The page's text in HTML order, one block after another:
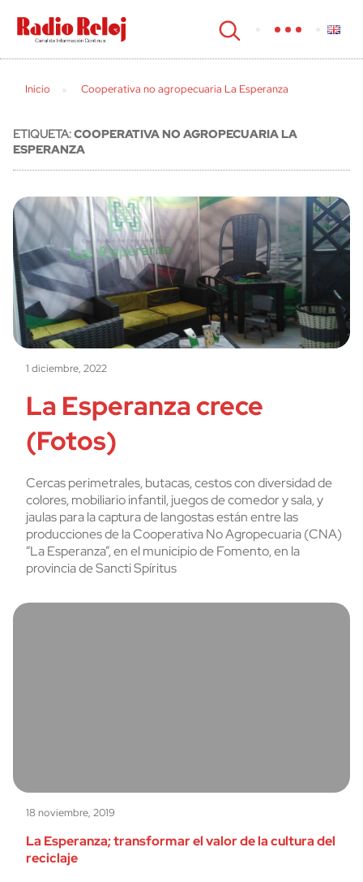
cerrar
Inicio Cooperativa no agropecuaria La Esperanza
ETIQUETA:COOPERATIVA NO AGROPECUARIA LA
ESPERANZA
1 diciembre, 2022
La Esperanza crece
(Fotos)
Cercas perimetrales, butacas, cestos con diversidad de
colores, mobiliario infantil, juegos de comedor y sala, y
jaulas para la captura de langostas están entre las
producciones de la Cooperativa No Agropecuaria (CNA)
“La Esperanza”, en el municipio de Fomento, en la
provincia de Sancti Spíritus
18 noviembre, 2019
La Esperanza; transformar el valor de la cultura del
reciclaje